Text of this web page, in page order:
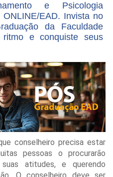
e Psicologia
ONLINE/EAD. Invista no
da Faculdade
e conquiste seus
conselheiro precisa estar
pessoas o procurarão
atitudes, e querendo
O conselheiro deve ser